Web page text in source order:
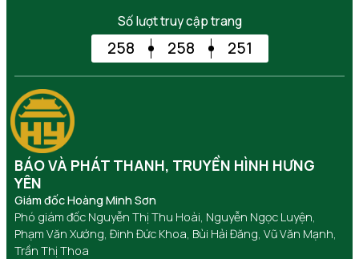
Số lượt truy cập trang
258 258 251
BÁO VÀ PHÁT THANH, TRUYỀN HÌNH HƯNG
YÊN
Giám đốc Hoàng Minh Sơn
Phó giám đốc Nguyễn Thị Thu Hoài, Nguyễn Ngọc Luyện,
Phạm Văn Xướng, Đinh Đức Khoa, Bùi Hải Đăng, Vũ Văn Mạnh,
Trần Thị Thoa